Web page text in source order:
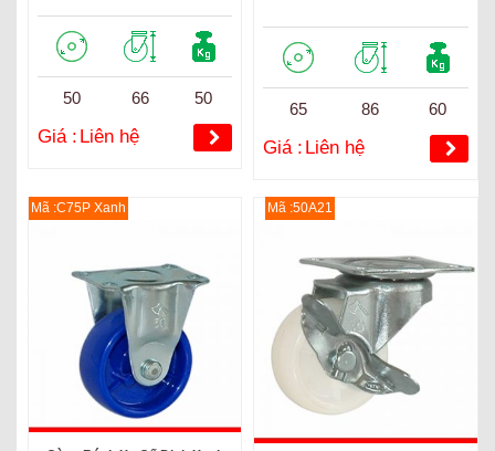
50 66 50
Giá : Liên hệ
65 86 60
Giá : Liên hệ
Mã :C75P Xanh Mã :50A21